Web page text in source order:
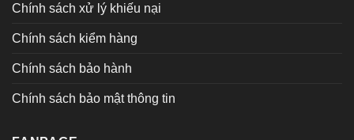
Chính sách xử lý khiếu nại
Chính sách kiểm hàng
Chính sách bảo hành
Chính sách bảo mật thông tin